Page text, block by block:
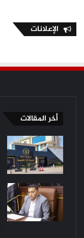
الإعلانات
أخر المقالات